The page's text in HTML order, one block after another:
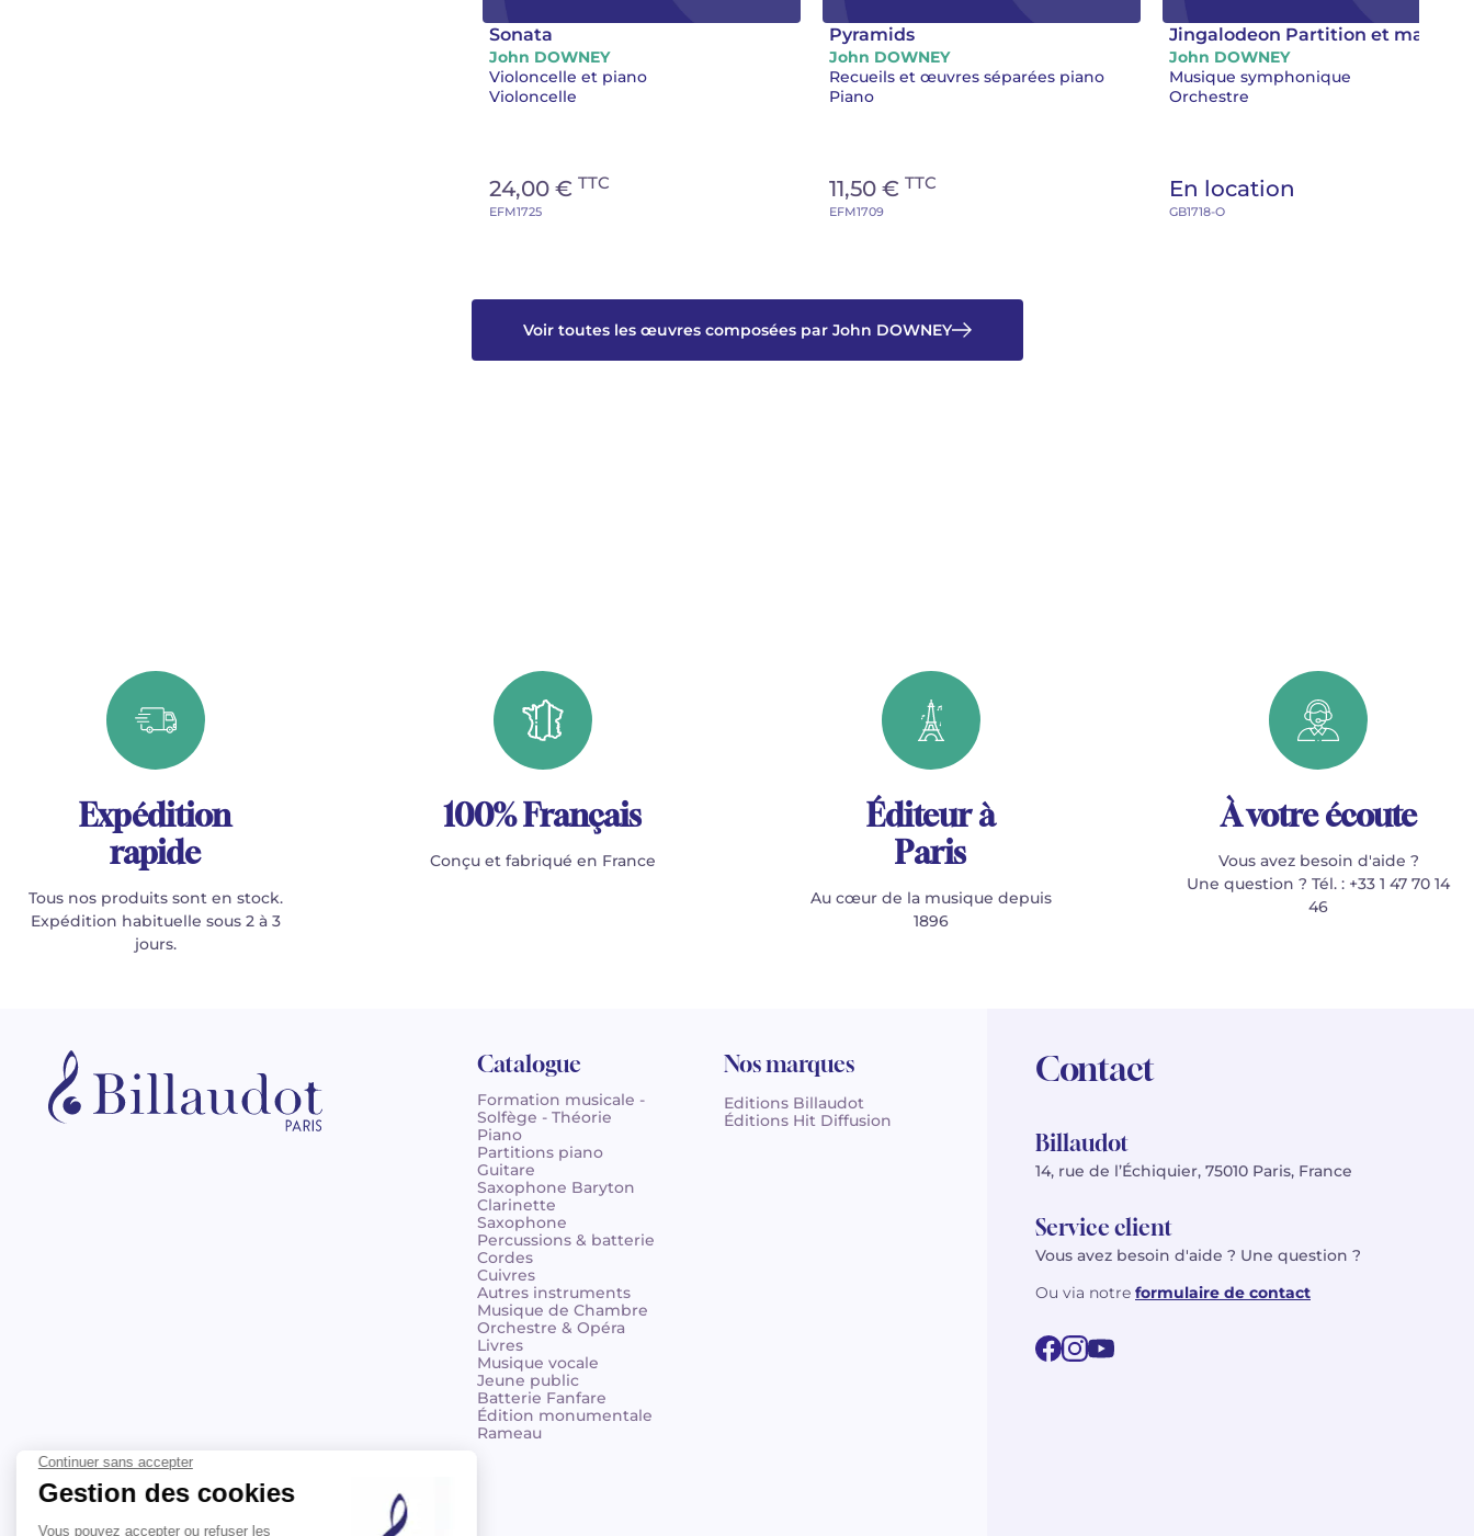
Sonata
John DOWNEY
Violoncelle et piano
Violoncelle
24,00 € TTC
EFM1725
Pyramids
John DOWNEY
Recueils et œuvres séparées piano
Piano
11,50 € TTC
EFM1709
Jingalodeon Partition et matériel
John DOWNEY
Musique symphonique
Orchestre
En location
GB1718-O
Voir toutes les œuvres composées par John DOWNEY
Expédition
rapide
Tous nos produits sont en stock.
Expédition habituelle sous 2 à 3
jours.
100% Français
Conçu et fabriqué en France
Éditeur à
Paris
Au cœur de la musique depuis
1896
À votre écoute
Vous avez besoin d'aide ?
Une question ? Tél. : +33 1 47 70 14
46
Catalogue
Formation musicale -
Solfège - Théorie
Piano
Partitions piano
Guitare
Saxophone Baryton
Clarinette
Saxophone
Percussions & batterie
Cordes
Cuivres
Autres instruments
Musique de Chambre
Orchestre & Opéra
Livres
Musique vocale
Jeune public
Batterie Fanfare
Édition monumentale
Rameau
Nos marques
Editions Billaudot
Éditions Hit Diffusion
Contact
Billaudot
14, rue de l’Échiquier, 75010 Paris, France
Service client
Vous avez besoin d'aide ? Une question ?
Ou via notre formulaire de contact